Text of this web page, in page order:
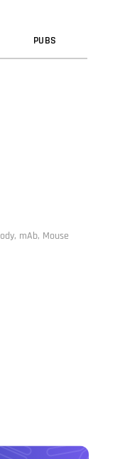
PUBS
mAb, Mouse